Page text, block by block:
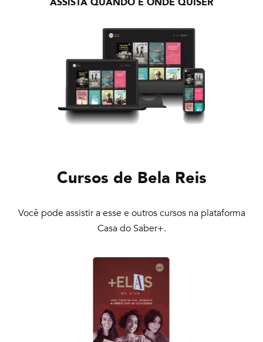
Cursos de Bela Reis
Você pode assistir a esse e outros cursos na plataforma
Casa do Saber+.